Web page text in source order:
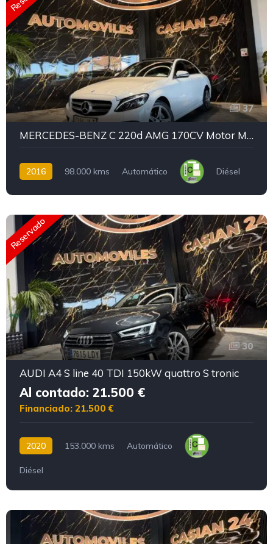
37
MERCEDES-BENZ C 220d AMG 170CV Motor MERCEDES CON CDENA IRROMPIBLE
2016 98.000 kms Automático Diésel
Reservado
30
AUDI A4 S line 40 TDI 150kW quattro S tronic
Al contado: 21.500 €
Financiado: 21.500 €
2020 153.000 kms Automático
Diésel